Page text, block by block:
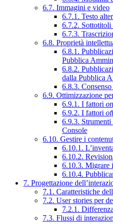
6.7. Immagini e video
6.7.1. Testo
6.7.2. Sottotitoli
6.7.3.
6.8. Proprietà
6.8.1.
Pubblica
6.8.2.
dalla Pubblica
6.8.3.
6.9. Ottimizzazione
6.9.1. I fattori
6.9.2. I fattori
6.9.3. Strumenti
Console
6.10. Gestire i
6.10.1.
6.10.2.
6.10.3. Migrare
6.10.4.
7. Progettazione
7.1. Caratteristiche
7.2. User stories per
7.2.1.
7.3. Flussi di